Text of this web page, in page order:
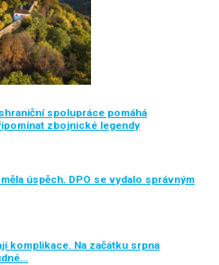
spolupráce pomáhá
zbojnické legendy
úspěch. DPO se vydalo správným
komplikace. Na začátku srpna